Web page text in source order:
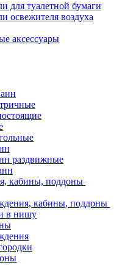
для туалетной бумаги
освежителя воздуха
аксессуары
раздвижные
кабины, поддоны
кабины, поддоны
в нишу